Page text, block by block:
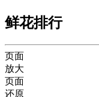
鲜花排行
页面
放大
页面
还原